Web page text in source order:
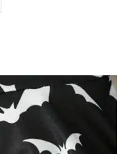
Kleid